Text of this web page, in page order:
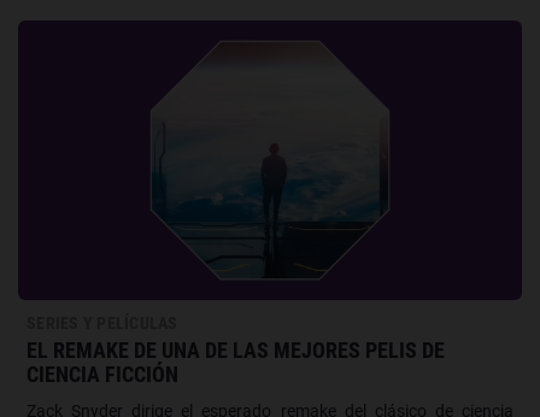
EL REMAKE DE UNA DE LAS MEJORES PELIS DE
CIENCIA FICCIÓN
Zack Snyder dirige el esperado remake del clásico de ciencia